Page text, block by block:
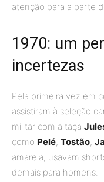
atenção para a parte
1970: um
incertezas
Pela primeira vez em
assistiram à seleção
militar com a taça
como Pelé, Tostão,
amarela, usavam
demais para homens.